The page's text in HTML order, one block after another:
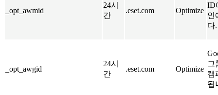
_opt_awmid
24시
간
.eset.com Optimize
ID
인
다.
_opt_awgid
24시
간
.eset.com Optimize
그
캠
됩